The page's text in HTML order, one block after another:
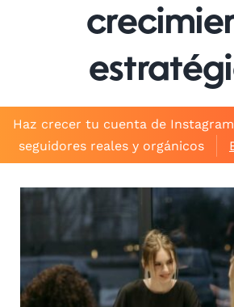
Haz crecer tu cuenta de
seguidores reales y orgánicos